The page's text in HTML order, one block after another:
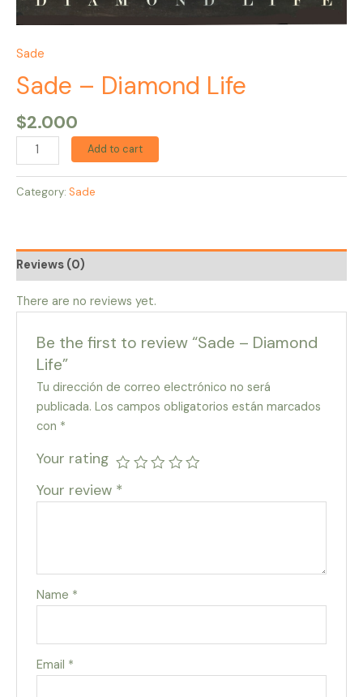
Sade
Sade – Diamond Life
$2.000
Add to cart
Category: Sade
Reviews (0)
There are no reviews yet.
Be the first to review “Sade – Diamond
Life”
Tu dirección de correo electrónico no será
publicada. Los campos obligatorios están marcados
con *
Your rating
Your review *
Name *
Email *